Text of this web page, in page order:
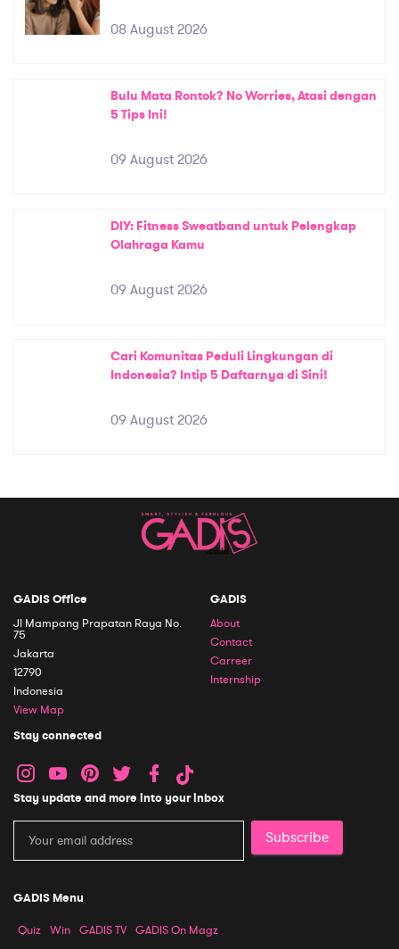
08 August 2026
Bulu Mata Rontok? No Worries, Atasi dengan
5 Tips Ini!
09 August 2026
DIY: Fitness Sweatband untuk Pelengkap
Olahraga Kamu
09 August 2026
Cari Komunitas Peduli Lingkungan di
Indonesia? Intip 5 Daftarnya di Sini!
09 August 2026
GADIS Office
Jl Mampang Prapatan Raya No.
75
Jakarta
12790
Indonesia
View Map
GADIS
About
Contact
Carreer
Internship
Stay connected
Stay update and more into your inbox
Subscribe
GADIS Menu
Quiz Win GADIS TV GADIS On Magz